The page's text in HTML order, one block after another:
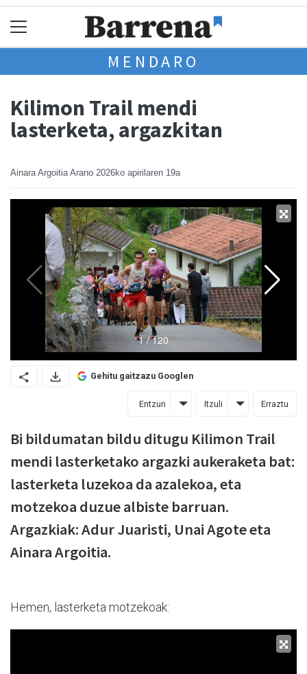
MENDARO
Kilimon Trail mendi
lasterketa, argazkitan
Ainara Argoitia Arano 2026ko apirilaren 19a
Gehitu gaitzazu Googlen
Entzun Itzuli Erraztu
Bi bildumatan bildu ditugu Kilimon Trail
mendi lasterketako argazki aukeraketa bat:
lasterketa luzekoa da azalekoa, eta
motzekoa duzue albiste barruan.
Argazkiak: Adur Juaristi, Unai Agote eta
Ainara Argoitia.
Hemen, lasterketa motzekoak: